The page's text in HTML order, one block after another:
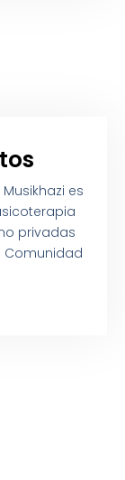
es
privadas
Comunidad